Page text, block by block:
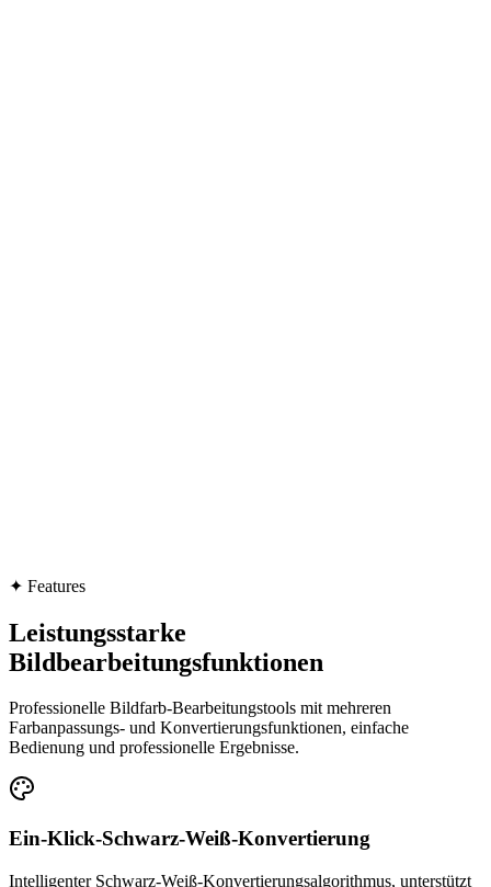
✦ Features
Leistungsstarke
Bildbearbeitungsfunktionen
Professionelle Bildfarb-Bearbeitungstools mit mehreren
Farbanpassungs- und Konvertierungsfunktionen, einfache
Bedienung und professionelle Ergebnisse.
Ein-Klick-Schwarz-Weiß-Konvertierung
Intelligenter Schwarz-Weiß-Konvertierungsalgorithmus, unterstützt